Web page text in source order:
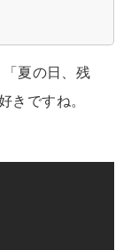
夏の日、残
きですね。